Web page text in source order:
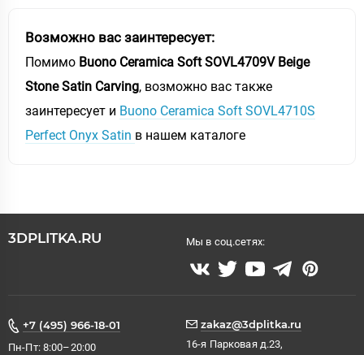
Возможно вас заинтересует:
Помимо Buono Ceramica Soft SOVL4709V Beige
Stone Satin Carving, возможно вас также
заинтересует и Buono Ceramica Soft SOVL4710S
Perfect Onyx Satin в нашем каталоге
3DPLITKA.RU Мы в соц.сетях:
+7 (495) 966-18-01
Пн-Пт: 8:00–20:00
zakaz@3dplitka.ru
16-я Парковая д.23,